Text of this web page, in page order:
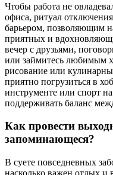
Чтобы работа не
офиса, ритуал
барьером, позволяющим
приятных и
вечер с друзьями,
или займитесь любимым
рисование или
приятно погрузиться в
инструменте или спорт
поддерживать баланс
Как провести
запоминающеся?
В суете повседневных